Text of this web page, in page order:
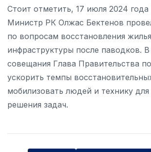
Стоит отметить, 17 июля 2024
Министр РК Олжас Бектенов
по вопросам восстановления
инфраструктуры после паводков.
совещания Глава Правительства
ускорить темпы
мобилизовать людей и технику для
решения задач.